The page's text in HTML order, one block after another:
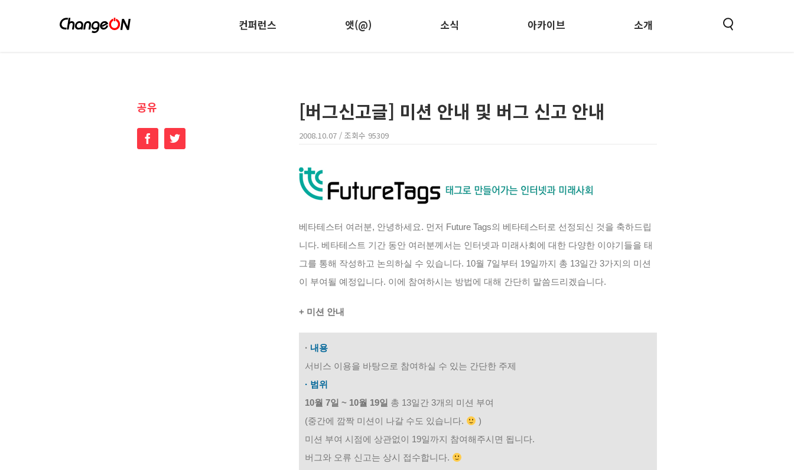
컨퍼런스 앳(@) 소식 아카이브 소개
[버그신고글] 미션 안내 및 버그 신고 안내
2008.10.07 / 조회수 95309
베타테스터 여러분, 안녕하세요. 먼저 Future Tags의 베타테스터로 선정되신 것을 축하드립
니다. 베타테스트 기간 동안 여러분께서는 인터넷과 미래사회에 대한 다양한 이야기들을 태
그를 통해 작성하고 논의하실 수 있습니다. 10월 7일부터 19일까지 총 13일간 3가지의 미션
이 부여될 예정입니다. 이에 참여하시는 방법에 대해 간단히 말씀드리겠습니다.
+ 미션 안내
· 내용
서비스 이용을 바탕으로 참여하실 수 있는 간단한 주제
· 범위
10월 7일 ~ 10월 19일 총 13일간 3개의 미션 부여
(중간에 깜짝 미션이 나갈 수도 있습니다.
)
미션 부여 시점에 상관없이 19일까지 참여해주시면 됩니다.
버그와 오류 신고는 상시 접수합니다.
공유
FacebookTwitter